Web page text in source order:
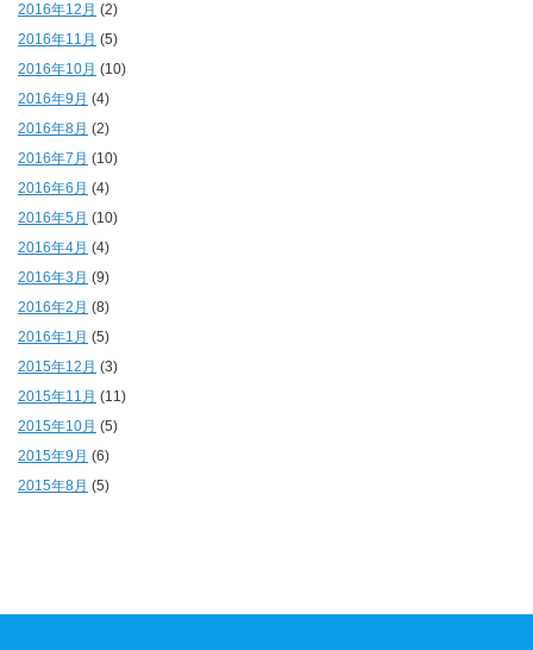
2016年12月 (2)
2016年11月 (5)
2016年10月 (10)
2016年9月 (4)
2016年8月 (2)
2016年7月 (10)
2016年6月 (4)
2016年5月 (10)
2016年4月 (4)
2016年3月 (9)
2016年2月 (8)
2016年1月 (5)
2015年12月 (3)
2015年11月 (11)
2015年10月 (5)
2015年9月 (6)
2015年8月 (5)